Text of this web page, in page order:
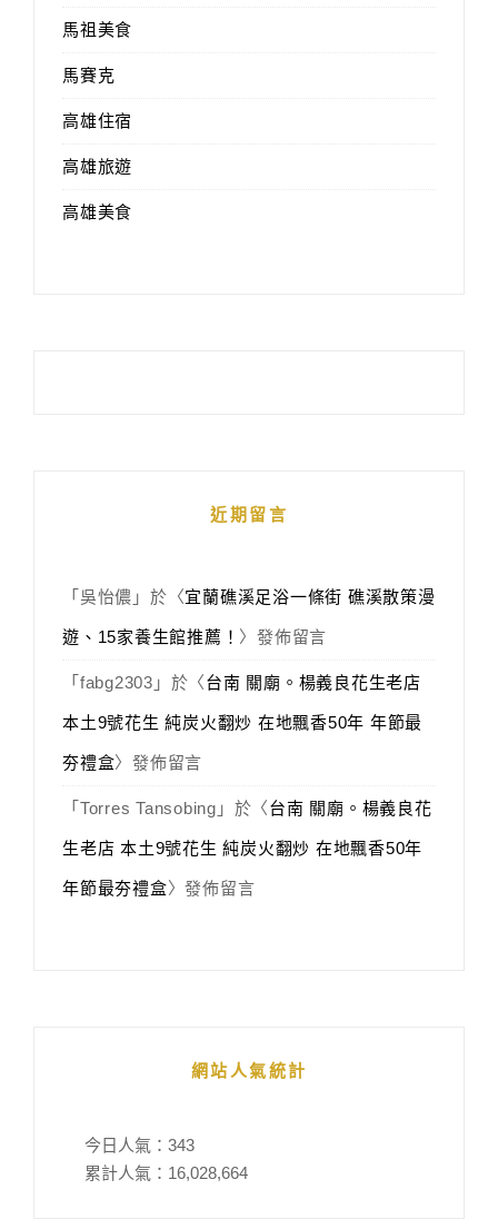
馬祖美食
馬賽克
高雄住宿
高雄旅遊
高雄美食
近期留言
「 吳怡儂 」於〈宜蘭礁溪足浴一條街 礁溪散策漫
遊、15家養生館推薦！ 〉發佈留言
「 fabg2303 」於〈台南 關廟。楊義良花生老店
本土9號花生 純炭火翻炒 在地飄香50年 年節最
夯禮盒〉發佈留言
「 Torres Tansobing 」於〈台南 關廟。楊義良花
生老店 本土9號花生 純炭火翻炒 在地飄香50年
年節最夯禮盒〉發佈留言
網站人氣統計
今日人氣： 343
累計人氣： 16,028,664